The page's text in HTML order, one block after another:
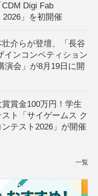
Digi Fab
2026」を初開催
介らが登壇、「長谷
インコンペティション
演会」が8月19日に開
賞賞金100万円！学生
ト「サイゲームス ク
テスト2026」が開催
一覧